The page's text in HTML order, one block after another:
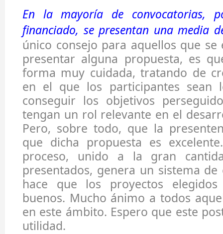
En la mayoría de convocatorias,
financiado, se presentan una media
único consejo para aquellos que se
presentar alguna propuesta, es
forma muy cuidada, tratando de
en el que los participantes sean
conseguir los objetivos
tengan un rol relevante en el
Pero, sobre todo, que la
que dicha propuesta es
proceso, unido a la gran
presentados, genera un sistema
hace que los proyectos
buenos. Mucho ánimo a todos
en este ámbito. Espero que este
utilidad.